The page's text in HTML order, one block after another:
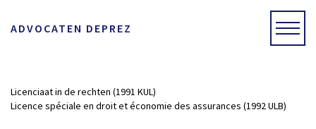
ADVOCATEN DEPREZ
Licenciaat in de rechten (1991 KUL)
Licence spéciale en droit et économie des assurances (1992 ULB)